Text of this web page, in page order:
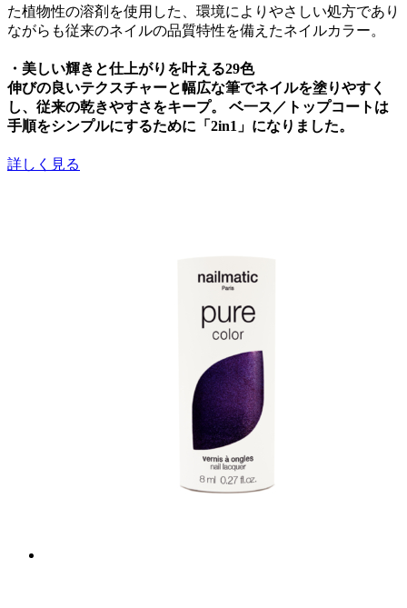
た植物性の溶剤を使用した、環境によりやさしい処方であり
ながらも従来のネイルの品質特性を備えたネイルカラー。
・美しい輝きと仕上がりを叶える29色
伸びの良いテクスチャーと幅広な筆でネイルを塗りやすく
し、従来の乾きやすさをキープ。 ベ一ス／トップコートは
手順をシンプルにするために「2in1」になりました。
詳しく見る